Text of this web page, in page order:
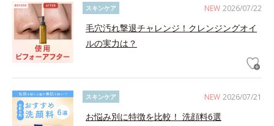
NEW 2026/07/22
スキンケア
毛穴汚れ撃退チャレンジ！クレンジングオイ
ルの実力は？
NEW 2026/07/21
スキンケア
お悩み別に特徴を比較！ 洗顔料6選